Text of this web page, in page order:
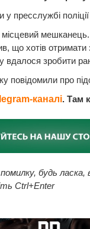
пресслужбі
що хотів
вдалося зробити
повідомили про
каналі. Там
будь ласка,
Ctrl+Enter